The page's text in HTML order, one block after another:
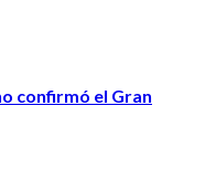
confirmó el Gran